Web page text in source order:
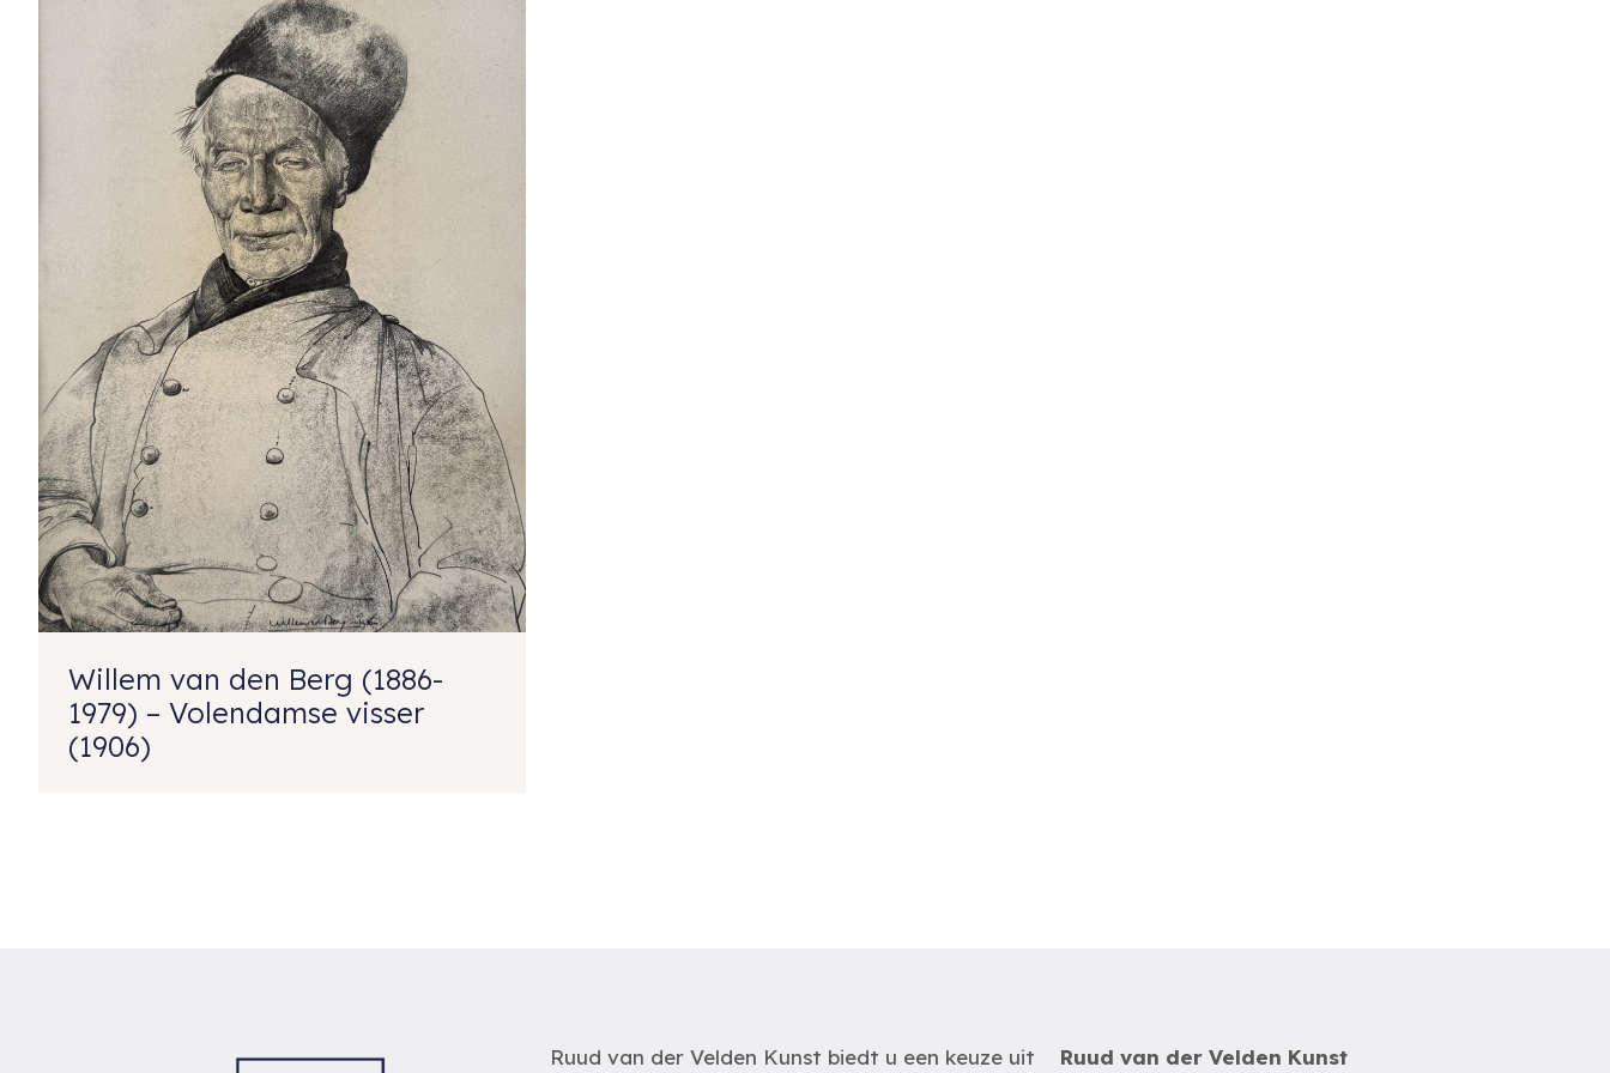
Willem van den Berg (1886-
1979) – Volendamse visser
(1906)
Ruud van der Velden Kunst biedt u een keuze uit Ruud van der Velden Kunst